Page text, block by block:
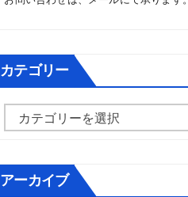
カテゴリー
ゴ
リ
アーカイブ